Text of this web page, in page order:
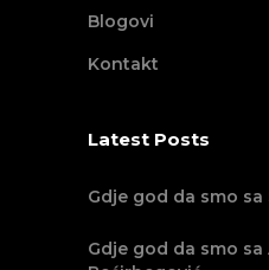
Blogovi
Kontakt
Latest Posts
Gdje god da smo
Gdje god da smo sa